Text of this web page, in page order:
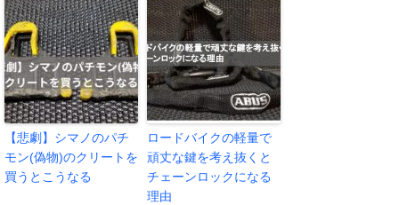
【悲劇】シマノのパチ
モン(偽物)のクリートを
買うとこうなる
ロードバイクの軽量で
頑丈な鍵を考え抜くと
チェーンロックになる
理由